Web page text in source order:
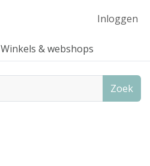
Inloggen
Winkels & webshops
Zoek